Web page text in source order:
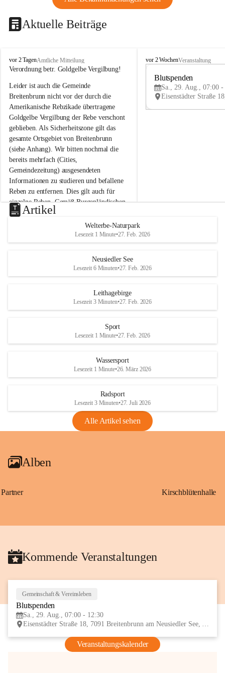
Aktuelle Beiträge
B
r
i
t
e
n
b
r
u
n
n
a
m
N
e
u
s
d
S
vor 2 TagenAmtliche Mitteilung
Verordnung betr. Goldgelbe Vergilbung!
Leider ist auch die Gemeinde
Breitenbrunn nicht vor der durch die
Amerikanische Rebzikade übertragene
Goldgelbe Vergilbung der Rebe verschont
geblieben. Als Sicherheitszone gilt das
gesamte Ortsgebiet von Breitenbrunn
(siehe Anhang). Wir bitten nochmal die
bereits mehrfach (Cities,
Gemeindezeitung) ausgesendeten
Informationen zu studieren und befallene
Reben zu entfernen. Dies gilt auch für
einzelne Reben. Gemäß Burgenländischen
Weinbaugesetz sind nicht gepflegte oder
unzulässige Weingärten zu roden! Bitte
helfen wir zusammen um unsere Winzer
vor den prognostizierten Ernteausfällen
und den daraus folgenden wirtschaftlichen
Maßnahmen zur Bekämpfung
Rebe und der Amerikanischen
Anhang VBl. EU Nr. 18
1 Seite•1,4 MB
VBl. EU Nr. 18_2026
B
e
u
e
d
r
S
vor 2 WochenVeranstaltung
Blutspenden
Sa., 29. Aug., 07:00 -
Artikel
Welterbe-Naturpark
Lesezeit 1 Minute•27. Feb. 2026
Neusiedler See
Lesezeit 6 Minuten•27. Feb. 2026
Leithagebirge
Lesezeit 3 Minuten•27. Feb. 2026
Sport
Lesezeit 1 Minute•27. Feb. 2026
Wassersport
Lesezeit 1 Minute•26. März 2026
Radsport
Lesezeit 3 Minuten•27. Juli 2026
Alle Artikel sehen
Alben
Partner Kirschblütenhalle
Kommende Veranstaltungen
Gemeinschaft & Vereinsleben
Blutspenden
Sa., 29. Aug., 07:00 - 12:30
Eisenstädter Straße 18, 7091 Breitenbrunn am Neusiedler See, AUT
Veranstaltungskalender